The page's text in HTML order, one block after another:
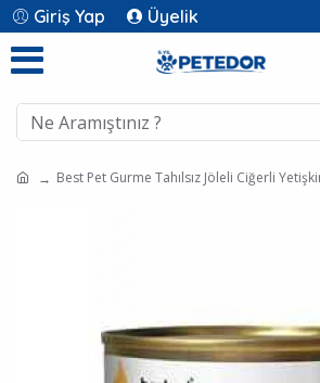
Giriş Yap Üyelik
Best Pet Gurme Tahılsız Jöleli Ciğerli